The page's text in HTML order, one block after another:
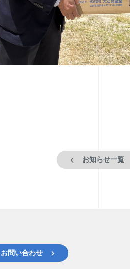
お知らせ一覧
お問い合わせ